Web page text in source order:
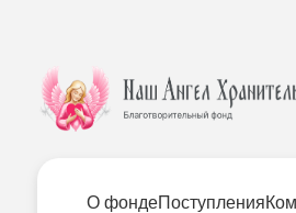
О фондеПоступления